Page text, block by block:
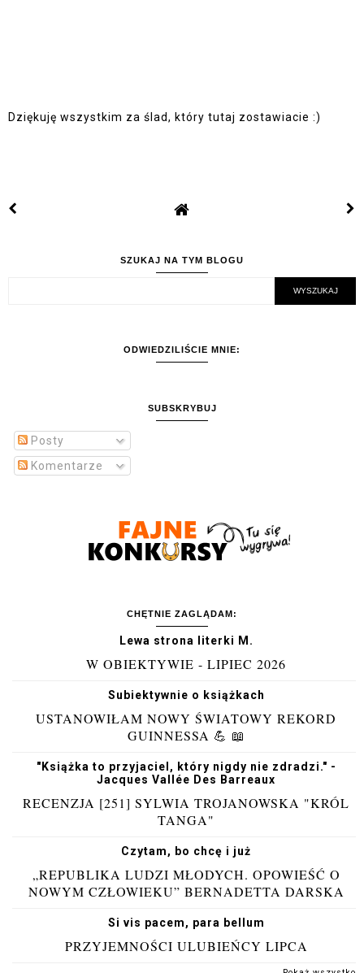
Dziękuję wszystkim za ślad, który tutaj zostawiacie :)
SZUKAJ NA TYM BLOGU
ODWIEDZILIŚCIE MNIE:
SUBSKRYBUJ
Posty
Komentarze
CHĘTNIE ZAGLĄDAM:
Lewa strona literki M.
W OBIEKTYWIE - LIPIEC 2026
Subiektywnie o książkach
USTANOWIŁAM NOWY ŚWIATOWY REKORD
GUINNESSA 💪 📖
"Książka to przyjaciel, który nigdy nie zdradzi." -
Jacques Vallée Des Barreaux
RECENZJA [251] SYLWIA TROJANOWSKA "KRÓL
TANGA"
Czytam, bo chcę i już
„REPUBLIKA LUDZI MŁODYCH. OPOWIEŚĆ O
NOWYM CZŁOWIEKU” BERNADETTA DARSKA
Si vis pacem, para bellum
PRZYJEMNOŚCI ULUBIEŃCY LIPCA